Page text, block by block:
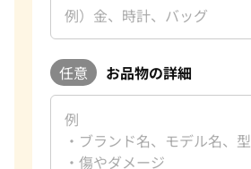
任意 お品物の詳細